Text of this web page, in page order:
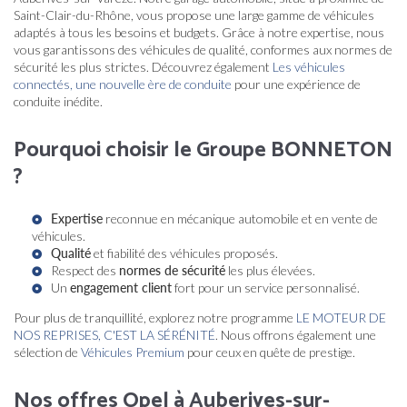
Saint-Clair-du-Rhône, vous propose une large gamme de véhicules
adaptés à tous les besoins et budgets. Grâce à notre expertise, nous
vous garantissons des véhicules de qualité, conformes aux normes de
sécurité les plus strictes. Découvrez également Les véhicules
connectés, une nouvelle ère de conduite pour une expérience de
conduite inédite.
Pourquoi choisir le Groupe BONNETON
?
Expertise reconnue en mécanique automobile et en vente de
véhicules.
Qualitéet fiabilité des véhicules proposés.
Respect des normes de sécurité les plus élevées.
Un engagement clientfort pour un service personnalisé.
Pour plus de tranquillité, explorez notre programme LE MOTEUR DE
NOS REPRISES, C'EST LA SÉRÉNITÉ. Nous offrons également une
sélection de Véhicules Premium pour ceux en quête de prestige.